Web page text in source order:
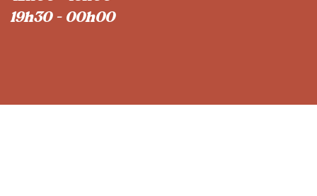
19h30 - 00h00